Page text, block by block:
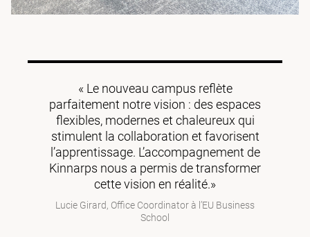
« Le nouveau campus reflète
parfaitement notre vision : des espaces
flexibles, modernes et chaleureux qui
stimulent la collaboration et favorisent
l’apprentissage. L’accompagnement de
Kinnarps nous a permis de transformer
cette vision en réalité.»
Lucie Girard, Office Coordinator à l’EU Business
School